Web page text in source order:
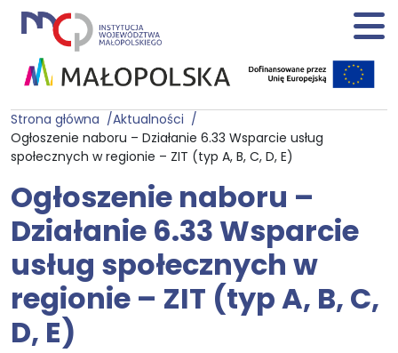
Strona główna
Aktualności
Ogłoszenie naboru – Działanie 6.33 Wsparcie usług
społecznych w regionie – ZIT (typ A, B, C, D, E)
Ogłoszenie naboru –
Działanie 6.33 Wsparcie
usług społecznych w
regionie – ZIT (typ A, B, C,
D, E)